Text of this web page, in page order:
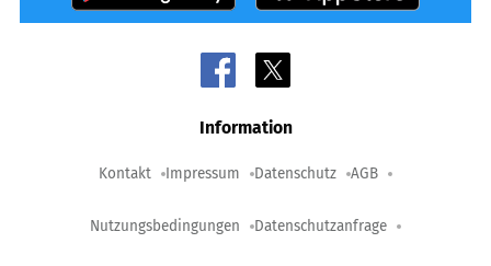
Information
Kontakt Impressum Datenschutz AGB
Nutzungsbedingungen Datenschutzanfrage